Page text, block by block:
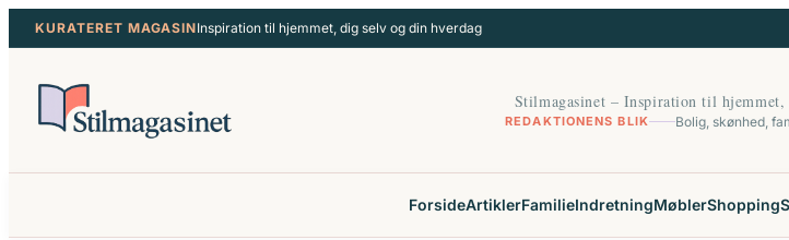
Spring
til
indhold
KURATERET MAGASINInspiration til hjemmet, dig selv og din hverdag
Stilmagasinet – Inspiration til
REDAKTIONENS BLIK Bolig, skønhed,
ForsideArtiklerFamilieIndretningMøblerShopping